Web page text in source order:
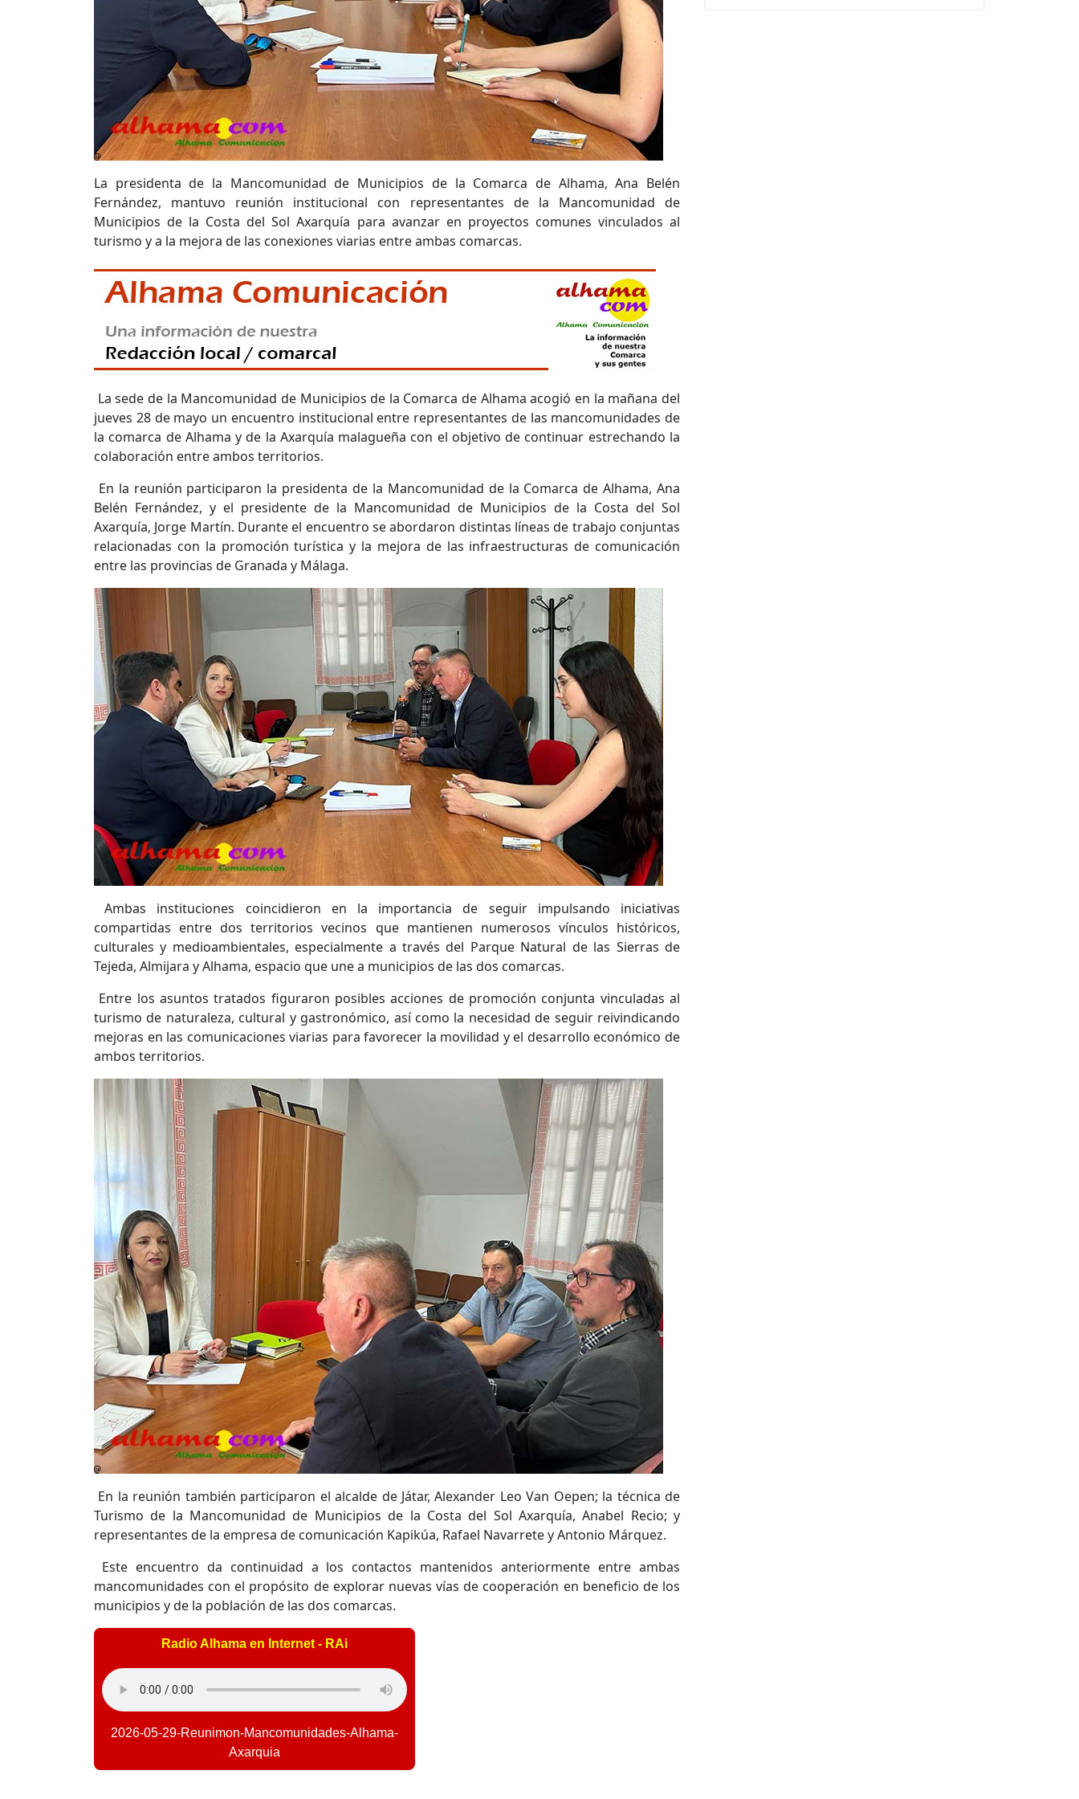
La presidenta de la Mancomunidad de Municipios de la Comarca de Alhama, Ana Belén
Fernández, mantuvo reunión institucional con representantes de la Mancomunidad de
Municipios de la Costa del Sol Axarquía para avanzar en proyectos comunes vinculados al
turismo y a la mejora de las conexiones viarias entre ambas comarcas.
La sede de la Mancomunidad de Municipios de la Comarca de Alhama acogió en la mañana del
jueves 28 de mayo un encuentro institucional entre representantes de las mancomunidades de
la comarca de Alhama y de la Axarquía malagueña con el objetivo de continuar estrechando la
colaboración entre ambos territorios.
En la reunión participaron la presidenta de la Mancomunidad de la Comarca de Alhama, Ana
Belén Fernández, y el presidente de la Mancomunidad de Municipios de la Costa del Sol
Axarquía, Jorge Martín. Durante el encuentro se abordaron distintas líneas de trabajo conjuntas
relacionadas con la promoción turística y la mejora de las infraestructuras de comunicación
entre las provincias de Granada y Málaga.
Ambas instituciones coincidieron en la importancia de seguir impulsando iniciativas
compartidas entre dos territorios vecinos que mantienen numerosos vínculos históricos,
culturales y medioambientales, especialmente a través del Parque Natural de las Sierras de
Tejeda, Almijara y Alhama, espacio que une a municipios de las dos comarcas.
Entre los asuntos tratados figuraron posibles acciones de promoción conjunta vinculadas al
turismo de naturaleza, cultural y gastronómico, así como la necesidad de seguir reivindicando
mejoras en las comunicaciones viarias para favorecer la movilidad y el desarrollo económico de
ambos territorios.
En la reunión también participaron el alcalde de Játar, Alexander Leo Van Oepen; la técnica de
Turismo de la Mancomunidad de Municipios de la Costa del Sol Axarquía, Anabel Recio; y
representantes de la empresa de comunicación Kapikúa, Rafael Navarrete y Antonio Márquez.
Este encuentro da continuidad a los contactos mantenidos anteriormente entre ambas
mancomunidades con el propósito de explorar nuevas vías de cooperación en beneficio de los
municipios y de la población de las dos comarcas.
Radio Alhama en Internet - RAi
2026-05-29-Reunimon-Mancomunidades-Alhama-
Axarquia